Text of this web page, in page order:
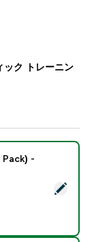
ック トレーニン
(5 Pack) -
Pack) -